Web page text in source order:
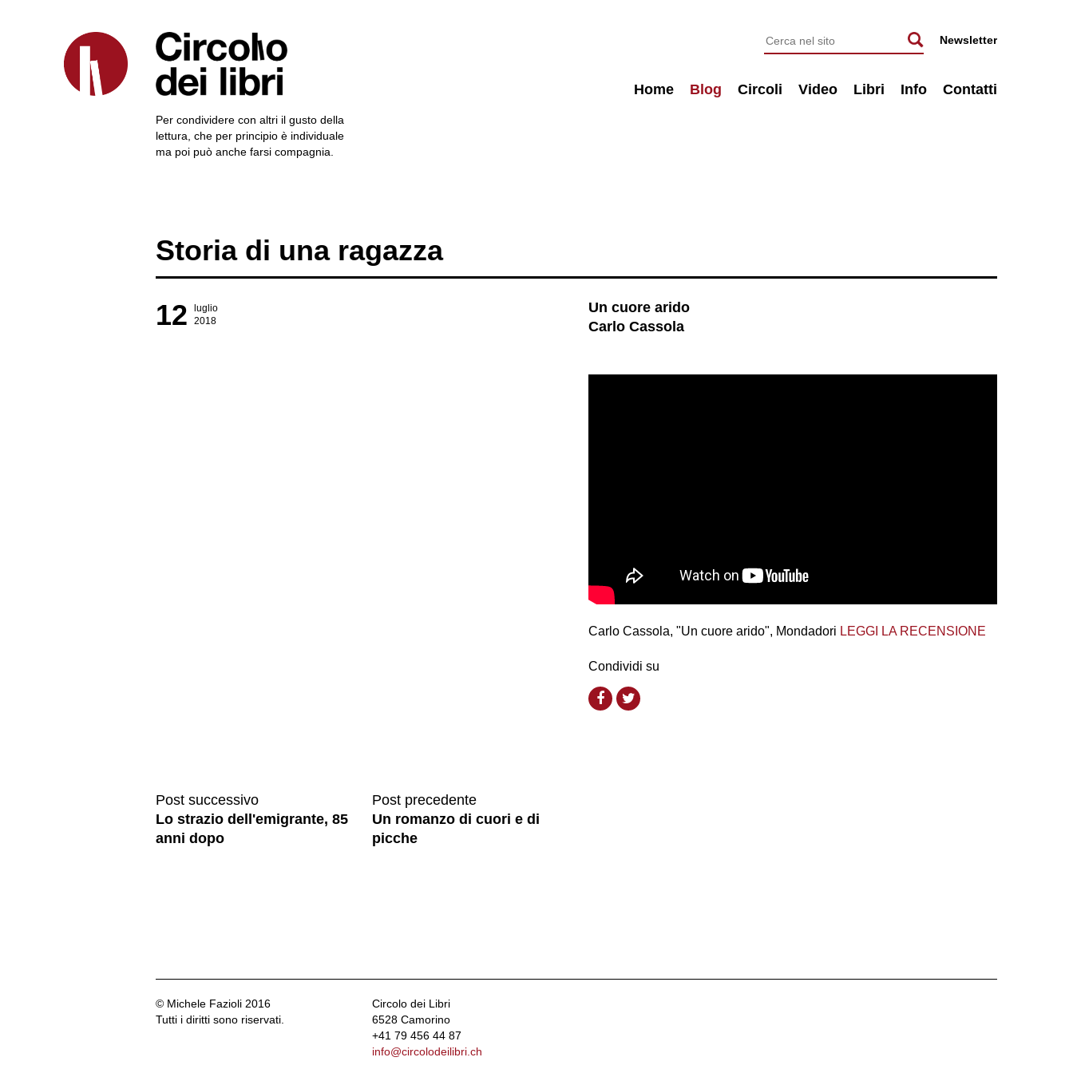
Newsletter
Home Blog Circoli Video Libri Info Contatti
Per condividere con altri il gusto della
lettura, che per principio è individuale
ma poi può anche farsi compagnia.
Storia di una ragazza
12
luglio
2018
Un cuore arido
Carlo Cassola
Carlo Cassola, "Un cuore arido", Mondadori LEGGI LA RECENSIONE
Condividi su
Post successivo
Lo strazio dell'emigrante, 85
anni dopo
Post precedente
Un romanzo di cuori e di
picche
© Michele Fazioli 2016
Tutti i diritti sono riservati.
Circolo dei Libri
6528 Camorino
+41 79 456 44 87
info@circolodeilibri.ch